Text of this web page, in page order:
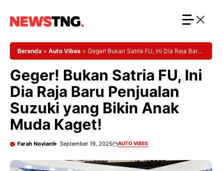
Beranda > Auto Vibes > Geger! Bukan Satria FU, Ini Dia Raja Baru
Geger! Bukan Satria FU, Ini
Dia Raja Baru Penjualan
Suzuki yang Bikin Anak
Muda Kaget!
Farah Novianti September 19, 2025 AUTO VIBES